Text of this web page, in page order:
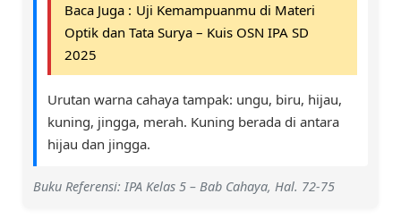
Baca Juga : Uji Kemampuanmu di Materi
Optik dan Tata Surya – Kuis OSN IPA SD
2025
Urutan warna cahaya tampak: ungu, biru, hijau,
kuning, jingga, merah. Kuning berada di antara
hijau dan jingga.
Buku Referensi: IPA Kelas 5 – Bab Cahaya, Hal. 72-75